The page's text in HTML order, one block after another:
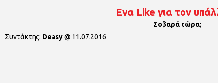
Ενα Like για τον
Σοβαρά τώρα;
Συντάκτης: Deasy@ 11.07.2016